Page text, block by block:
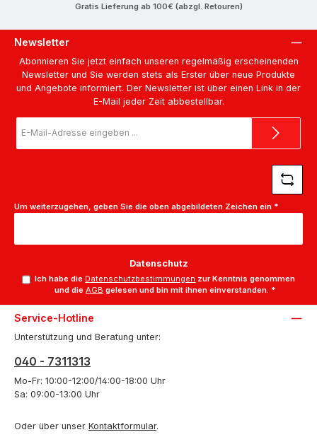
Gratis Lieferung ab 100€ (abzgl. Retouren)
Newsletter
Abonnieren Sie jetzt einfach unseren regelmäßig erscheinenden
Newsletter und Sie werden stets als Erster über neue Produkte
und Angebote informiert. Der Newsletter ist über einen Link in der
E-Mail jeder Zeit abbestellbar.
Mail-
Um weiterzugehen, geben Sie die oben abgebildeten Zeichen ein *
Datenschutz
Ich habe die Datenschutzbestimmungen zur Kenntnis genommen
und dieAGB gelesen und bin mit ihnen einverstanden. *
Service-Hotline
Unterstützung und Beratung unter:
040 - 7311313
Mo-Fr: 10:00-12:00/14:00-18:00 Uhr
Sa: 09:00-13:00 Uhr
Oder über unser Kontaktformular.